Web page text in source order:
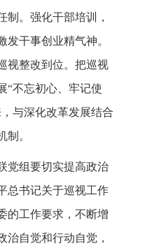
制。强化干部培训，
发干事创业精气神。
视整改到位。把巡视
“不忘初心、牢记使
与深化改革发展结合
制。
党组要切实提高政治
总书记关于巡视工作
的工作要求，不断增
治自觉和行动自觉，